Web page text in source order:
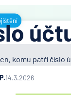
komu patří číslo
14.3.2026